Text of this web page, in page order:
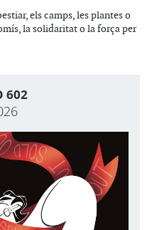
els camps, les plantes o
la solidaritat o la força per
602